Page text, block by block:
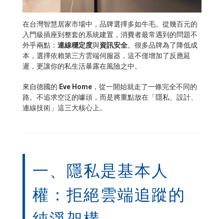
在台灣智慧居家市場中，品牌選擇多如牛毛。從幾百元的
入門級插座到整套的系統建置，消費者最常遇到的問題不
外乎兩點： 連線穩定度與資訊安全。很多品牌為了降低成
本，選擇依賴第三方雲端伺服器，這不僅增加了反應延
遲，更讓你的私生活暴露在風險之中。
來自德國的 Eve Home ，從一開始就走了一條完全不同的
路。不追求空泛的噱頭，而是將重點放在「隱私、設計、
連線技術」這三大核心上。
一、隱私是基本人
權：拒絕雲端追蹤的